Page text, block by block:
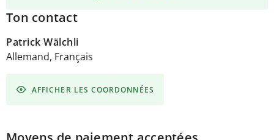
Ton contact
Patrick Wälchli
Allemand, Français
AFFICHER LES COORDONNÉES